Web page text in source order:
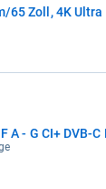
65 Zoll, 4K Ultra
A - G CI+ DVB-C